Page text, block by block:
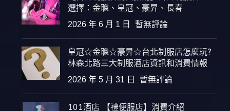
選擇：金聰、皇冠、豪昇、長春
2026 年 6 月 1 日 暫無評論
皇冠☆金聰☆豪昇☆台北制服店怎麼玩?
林森北路三大制服酒店資訊和消費情報
2026 年 5 月 31 日 暫無評論
101酒店 【禮便服店】消費介紹